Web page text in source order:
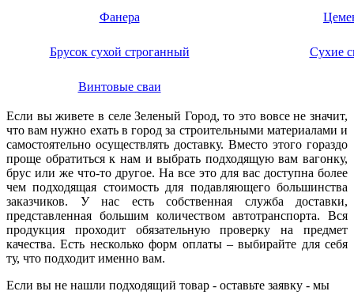
Фанера
Брусок сухой строганный Сухие
Винтовые сваи
Если вы живете в селе Зеленый Город, то это вовсе не значит,
что вам нужно ехать в город за строительными материалами и
самостоятельно осуществлять доставку. Вместо этого гораздо
проще обратиться к нам и выбрать подходящую вам вагонку,
брус или же что-то другое. На все это для вас доступна более
чем подходящая стоимость для подавляющего большинства
заказчиков. У нас есть собственная служба доставки,
представленная большим количеством автотранспорта. Вся
продукция проходит обязательную проверку на предмет
качества. Есть несколько форм оплаты – выбирайте для себя
ту, что подходит именно вам.
Если вы не нашли подходящий товар - оставьте заявку - мы